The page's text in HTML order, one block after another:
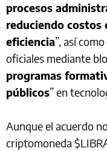
procesos
reduciendo
eficiencia”, así
oficiales mediante
programas
públicos” en
Aunque el acuerdo
criptomoneda